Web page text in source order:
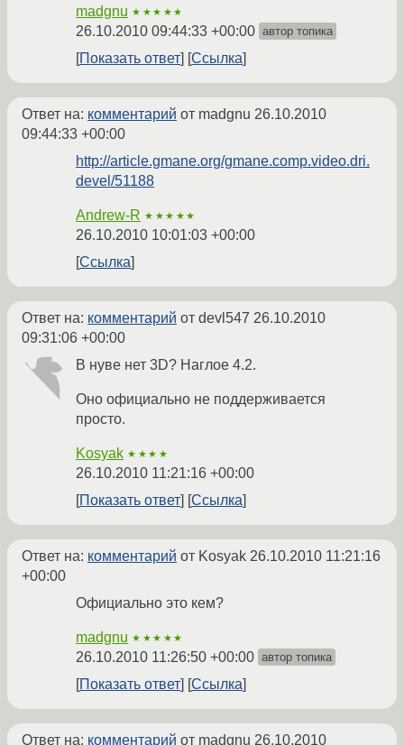
madgnu ★★★★★
26.10.2010 09:44:33 +00:00 автор топика
Показать ответ Ссылка
Ответ на: комментарий от madgnu 26.10.2010
09:44:33 +00:00
http://article.gmane.org/gmane.comp.video.dri.
devel/51188
Andrew-R ★★★★★
26.10.2010 10:01:03 +00:00
Ссылка
Ответ на: комментарий от devl547 26.10.2010
09:31:06 +00:00
В нуве нет 3D? Наглое 4.2.
Оно официально не поддерживается
просто.
Kosyak ★★★★
26.10.2010 11:21:16 +00:00
Показать ответ
Ссылка
Ответ на: комментарий от Kosyak 26.10.2010 11:21:16
+00:00
Официально это кем?
madgnu ★★★★★
26.10.2010 11:26:50 +00:00 автор топика
Показать ответ Ссылка
Ответ на: комментарий от madgnu 26.10.2010